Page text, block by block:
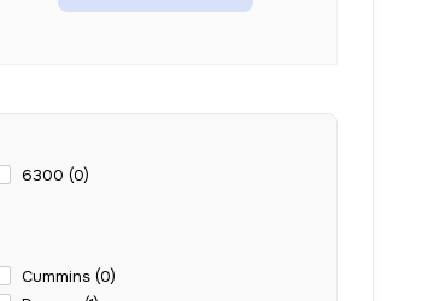
6300 (0)
Cummins (0)